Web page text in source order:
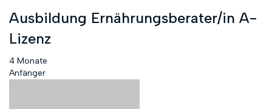
Ausbildung Ernährungsberater/in A-
Lizenz
4 Monate
Anfänger